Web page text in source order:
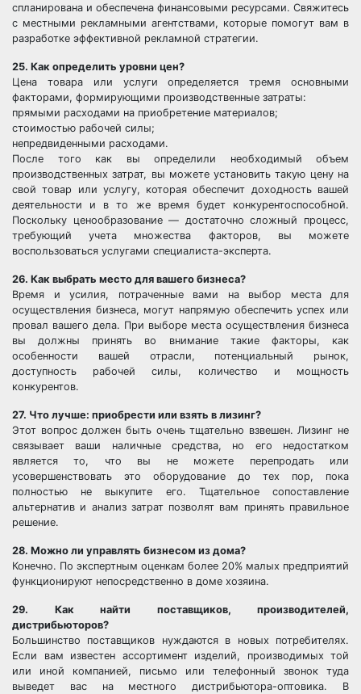
спланирована и обеспечена финансовыми ресурсами. Свяжитесь
с местными рекламными агентствами, которые помогут вам в
разработке эффективной рекламной стратегии.
25. Как определить уровни цен?
Цена товара или услуги определяется тремя основными
факторами, формирующими производственные затраты:
прямыми расходами на приобретение материалов;
стоимостью рабочей силы;
непредвиденными расходами.
После того как вы определили необходимый объем
производственных затрат, вы можете установить такую цену на
свой товар или услугу, которая обеспечит доходность вашей
деятельности и в то же время будет конкурентоспособной.
Поскольку ценообразование — достаточно сложный процесс,
требующий учета множества факторов, вы можете
воспользоваться услугами специалиста-эксперта.
26. Как выбрать место для вашего бизнеса?
Время и усилия, потраченные вами на выбор места для
осуществления бизнеса, могут напрямую обеспечить успех или
провал вашего дела. При выборе места осуществления бизнеса
вы должны принять во внимание такие факторы, как
особенности вашей отрасли, потенциальный рынок,
доступность рабочей силы, количество и мощность
конкурентов.
27. Что лучше: приобрести или взять в лизинг?
Этот вопрос должен быть очень тщательно взвешен. Лизинг не
связывает ваши наличные средства, но его недостатком
является то, что вы не можете перепродать или
усовершенствовать это оборудование до тех пор, пока
полностью не выкупите его. Тщательное сопоставление
альтернатив и анализ затрат позволят вам принять правильное
решение.
28. Можно ли управлять бизнесом из дома?
Конечно. По экспертным оценкам более 20% малых предприятий
функционируют непосредственно в доме хозяина.
29. Как найти поставщиков, производителей,
дистрибьюторов?
Большинство поставщиков нуждаются в новых потребителях.
Если вам известен ассортимент изделий, производимых той
или иной компанией, письмо или телефонный звонок туда
выведет вас на местного дистрибьютора-оптовика. В